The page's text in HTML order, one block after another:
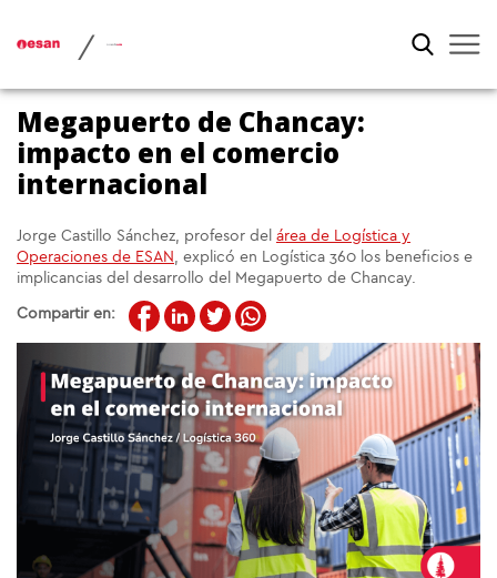
/
Megapuerto de Chancay:
impacto en el comercio
internacional
Jorge Castillo Sánchez, profesor del área de Logística y
Operaciones de ESAN , explicó en Logística 360 los beneficios e
implicancias del desarrollo del Megapuerto de Chancay.
Compartir en: